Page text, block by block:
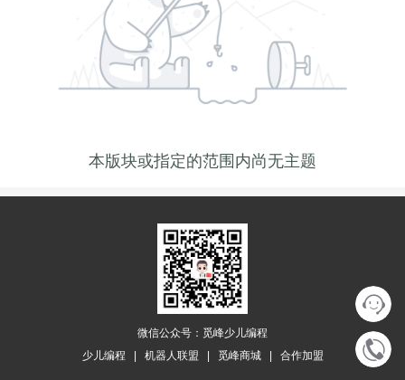
本版块或指定的范围内尚无主题
微信公众号：觅峰少儿编程
少儿编程
机器人联盟 觅峰商城 合作加盟